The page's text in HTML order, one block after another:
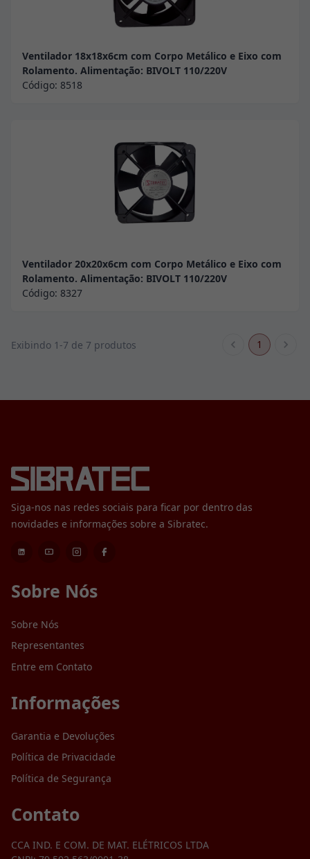
Ventilador 18x18x6cm com Corpo Metálico e Eixo com
Rolamento. Alimentação: BIVOLT 110/220V
Código: 8518
Ventilador 20x20x6cm com Corpo Metálico e Eixo com
Rolamento. Alimentação: BIVOLT 110/220V
Código: 8327
Exibindo 1-7 de 7 produtos 1
Siga-nos nas redes sociais para ficar por dentro das
novidades e informações sobre a Sibratec.
Sobre Nós
Sobre Nós
Representantes
Entre em Contato
Informações
Garantia e Devoluções
Política de Privacidade
Política de Segurança
Contato
CCA IND. E COM. DE MAT. ELÉTRICOS LTDA